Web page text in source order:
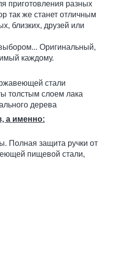
приготовления разных
так же станет отличным
близких, друзей или
Оригинальный,
каждому.
стали
толстым слоем лака
дерева
а именно:
Полная защита ручки от
пищевой стали,